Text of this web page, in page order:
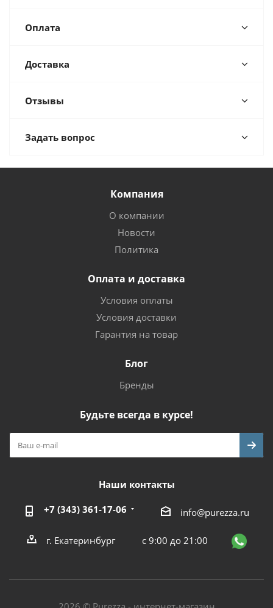
Оплата
Доставка
Отзывы
Задать вопрос
Компания
О компании
Новости
Политика
Оплата и доставка
Условия оплаты
Условия доставки
Гарантия на товар
Блог
Бренды
Будьте всегда в курсе!
Наши контакты
+7 (343) 361-17-06 info@purezza.ru
г. Екатеринбург с 9:00 до 21:00